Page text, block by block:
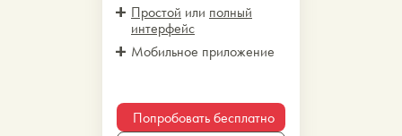
Простой или полный
интерфейс
Мобильное приложение
Попробовать бесплатно